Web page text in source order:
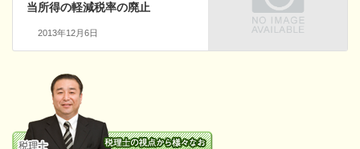
当所得の軽減税率の廃止
2013年12月6日